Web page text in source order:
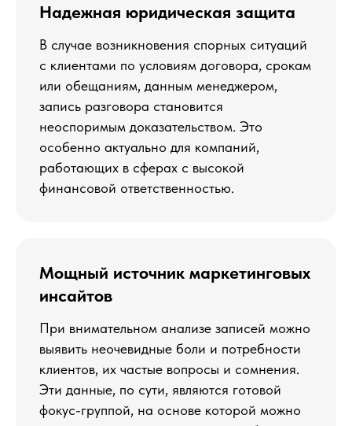
Надежная юридическая защита
В случае возникновения спорных ситуаций
с клиентами по условиям договора, срокам
или обещаниям, данным менеджером,
запись разговора становится
неоспоримым доказательством. Это
особенно актуально для компаний,
работающих в сферах с высокой
финансовой ответственностью.
Мощный источник маркетинговых
инсайтов
При внимательном анализе записей можно
выявить неочевидные боли и потребности
клиентов, их частые вопросы и сомнения.
Эти данные, по сути, являются готовой
фокус-группой, на основе которой можно